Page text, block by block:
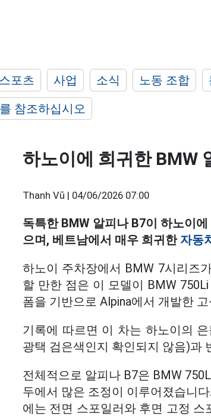
스포츠 사업 소식 노동 조합
참조하십시오
하노이에 희귀한 BMW
Thanh Vũ | 04/06/2026 07:00
독특한 BMW 알피나 B7이 하노이
으며, 베트남에서 매우 희귀한 자동
하노이 주차장에서 BMW 7시리즈
할 만한 점은 이 모델이 BMW
폼을 기반으로 Alpina에서 개발한
기록에 따르면 이 차는 하노이의
광택 검은색인지 확인되지 않음)과
전체적으로 알피나 B7은 BMW
두에서 많은 조정이 이루어졌습니
에는 전면 스포일러와 후면 고정